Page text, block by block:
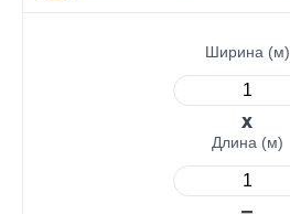
Ширина (м)
Длина (м)